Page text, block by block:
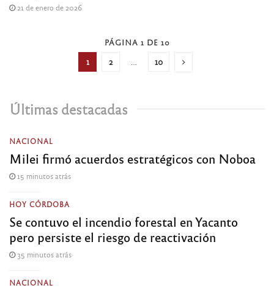
21 de enero de 2026
PÁGINA 1 DE 10
1 2 10
Últimas destacadas
NACIONAL
Milei firmó acuerdos estratégicos con Noboa
15 minutos atrás
HOY CÓRDOBA
Se contuvo el incendio forestal en Yacanto
pero persiste el riesgo de reactivación
35 minutos atrás
NACIONAL